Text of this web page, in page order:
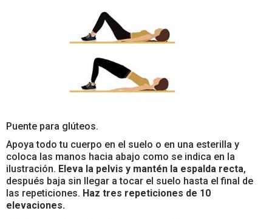
Puente para glúteos.
Apoya todo tu cuerpo en el suelo o en una esterilla y
coloca las manos hacia abajo como se indica en la
ilustración. Eleva la pelvis y mantén la espalda recta,
después baja sin llegar a tocar el suelo hasta el final de
las repeticiones. Haz tres repeticiones de 10
elevaciones.